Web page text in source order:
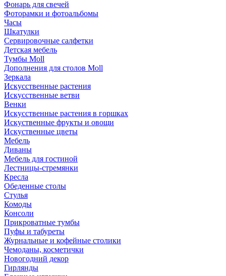
Фонарь для свечей
Фоторамки и фотоальбомы
Часы
Шкатулки
Сервировочные салфетки
Детская мебель
Тумбы Moll
Дополнения для столов Moll
Зеркала
Искусственные растения
Искусственные ветви
Венки
Искусственные растения в горшках
Искуственные фрукты и овощи
Искуственные цветы
Мебель
Диваны
Мебель для гостиной
Лестницы-стремянки
Кресла
Обеденные столы
Стулья
Комоды
Консоли
Прикроватные тумбы
Пуфы и табуреты
Журнальные и кофейные столики
Чемоданы, косметички
Новогодний декор
Гирлянды